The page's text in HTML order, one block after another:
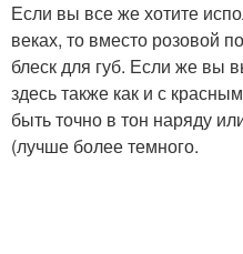
Если вы все же хотите
веках, то вместо розовой
блеск для губ. Если же вы
здесь также как и с
быть точно в тон наряду
(лучше более темного.